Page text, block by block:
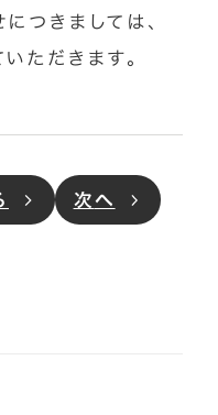
つきましては、
ただきます。
次へ